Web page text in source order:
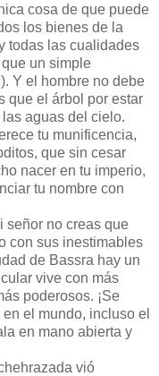
cosa de que puede
los bienes de la
todas las cualidades
un simple
Y el hombre no debe
que el árbol por estar
aguas del cielo.
tu munificencia,
que sin cesar
nacer en tu imperio,
tu nombre con
señor no creas que
con sus inestimables
de Bassra hay un
vive con más
poderosos. ¡Se
el mundo, incluso el
en mano abierta y
vió